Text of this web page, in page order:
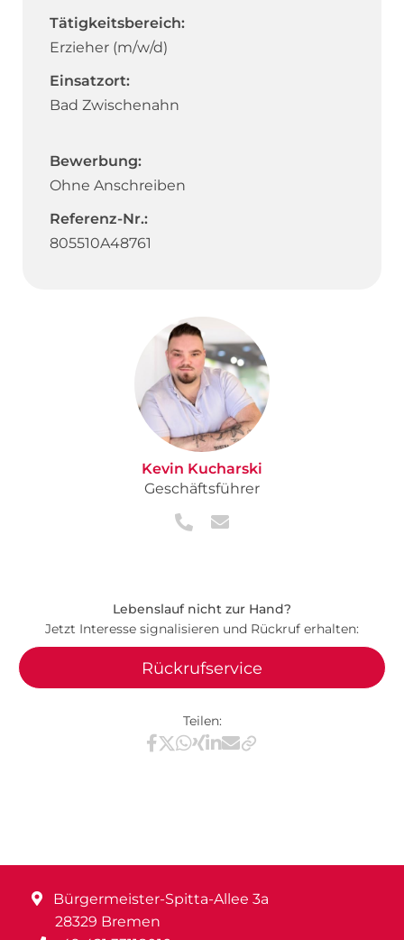
Tätigkeitsbereich:
Erzieher (m/w/d)
Einsatzort:
Bad Zwischenahn
Bewerbung:
Ohne Anschreiben
Referenz-Nr.:
805510A48761
Kevin Kucharski
Geschäftsführer
Lebenslauf nicht zur Hand?
Jetzt Interesse signalisieren und Rückruf erhalten:
Rückrufservice
Teilen:
Teilen via Facebook
Teilen via X / Twitter
Teilen via WhatsApp
Teilen via Xing
Teilen via LinkedIn
Teilen via E-Mail
Bürgermeister-Spitta-Allee 3a
28329 Bremen